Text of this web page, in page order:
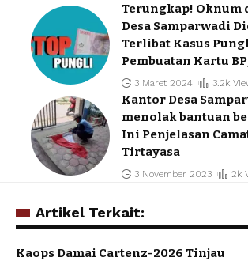
Terungkap! Oknum
Desa Samparwadi
Terlibat Kasus
Pembuatan Kartu
3 Maret 2024 3.2k
Kantor Desa
menolak bantuan
Ini Penjelasan
Tirtayasa
3 November 2023 2k
Artikel Terkait:
Kaops Damai Cartenz-2026 Tinjau